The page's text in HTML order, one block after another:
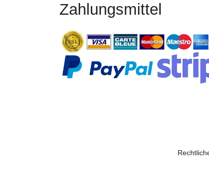
Zahlungsmittel